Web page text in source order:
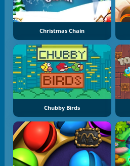
Christmas Chain
Chubby Birds